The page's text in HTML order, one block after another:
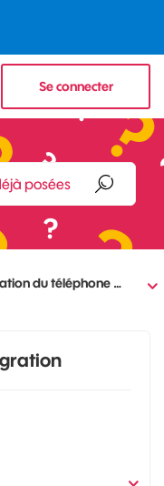
Se connecter
du téléphone …